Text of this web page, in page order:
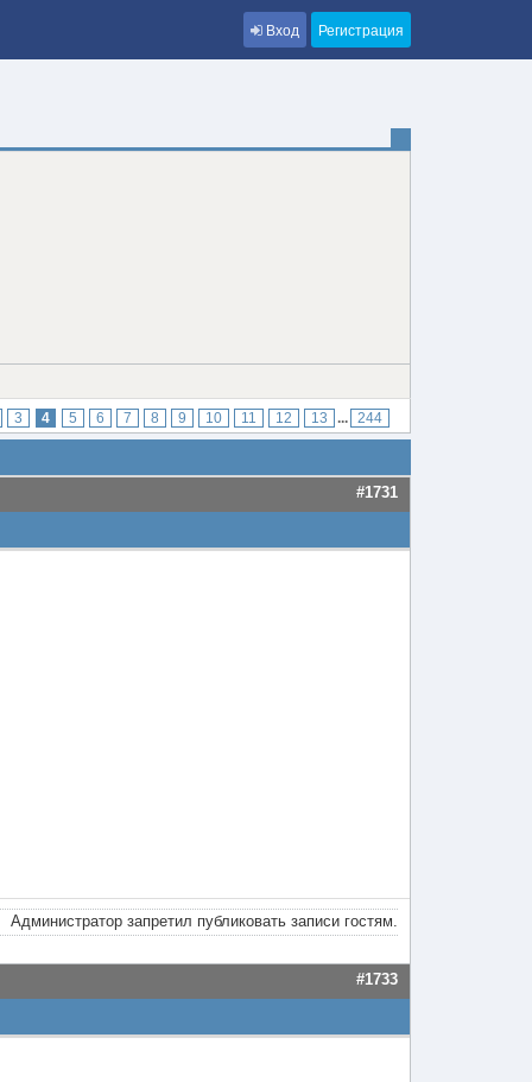
Вход Регистрация
3 4 5 6 7 8 9 10 11 12 13 ... 244
#1731
Администратор запретил публиковать записи гостям.
#1733